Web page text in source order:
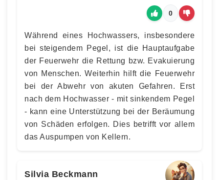
0
Während eines Hochwassers, insbesondere
bei steigendem Pegel, ist die Hauptaufgabe
der Feuerwehr die Rettung bzw. Evakuierung
von Menschen. Weiterhin hilft die Feuerwehr
bei der Abwehr von akuten Gefahren. Erst
nach dem Hochwasser - mit sinkendem Pegel
- kann eine Unterstützung bei der Beräumung
von Schäden erfolgen. Dies betrifft vor allem
das Auspumpen von Kellern.
Silvia Beckmann